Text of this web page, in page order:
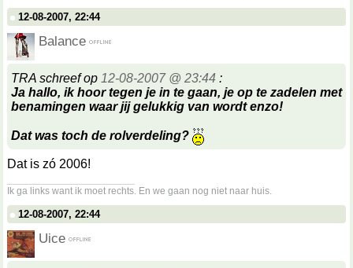
12-08-2007, 22:44
Balance
TRA schreef op 12-08-2007 @ 23:44 :
Ja hallo, ik hoor tegen je in te gaan, je op te zadelen met
benamingen waar jij gelukkig van wordt enzo!
Dat was toch de rolverdeling?
Dat is zó 2006!
Ik ga links want ik moet rechts. En we gaan nog niet naar huis.
12-08-2007, 22:44
Uice